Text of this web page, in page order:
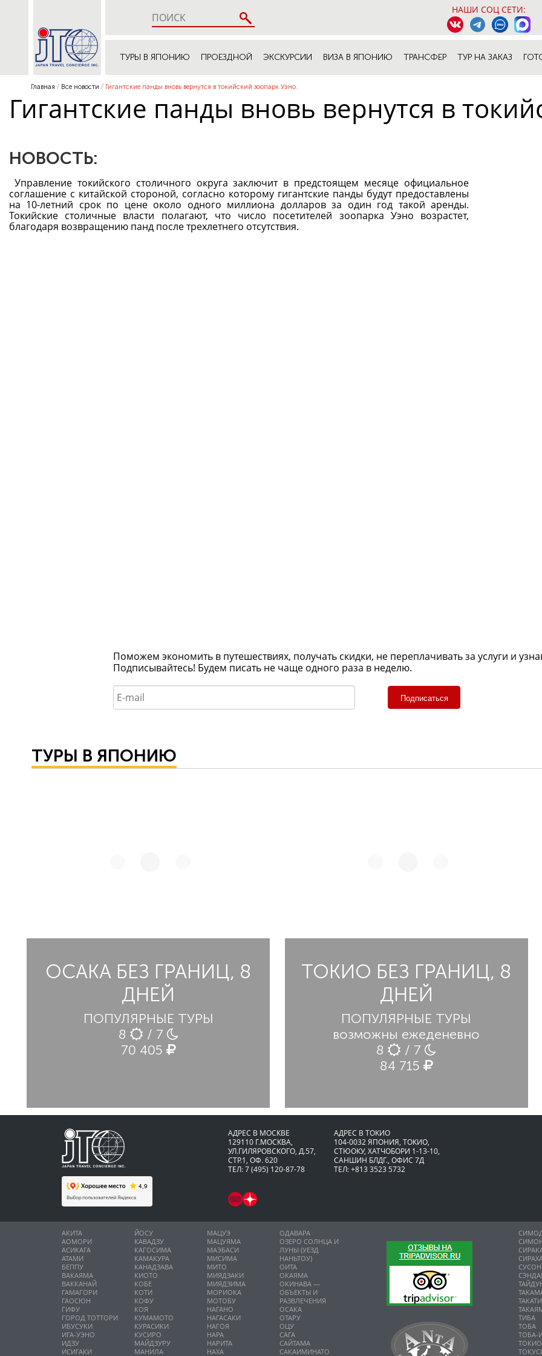
НАШИ СОЦ СЕТИ:
ТУРЫ В ЯПОНИЮ ПРОЕЗДНОЙ ЭКСКУРСИИ ВИЗА В ЯПОНИЮ ТРАНСФЕР ТУР НА ЗАКАЗ
Главная Все новости Гигантские панды вновь вернутся в токийский зоопарк Уэно.
Гигантские панды вновь вернутся в
НОВОСТЬ:
Управление токийского столичного округа заключит в предстоящем месяце официальное
соглашение с китайской стороной, согласно которому гигантские панды будут предоставлены
на 10-летний срок по цене около одного миллиона долларов за один год такой аренды.
Токийские столичные власти полагают, что число посетителей зоопарка Уэно возрастет,
благодаря возвращению панд после трехлетнего отсутствия.
Поможем экономить в путешествиях, получать скидки, не переплачивать за услуги и
Подписывайтесь! Будем писать не чаще одного раза в неделю.
Подписаться
ТУРЫ В ЯПОНИЮ
ОСАКА БЕЗ ГРАНИЦ, 8
ДНЕЙ
ПОПУЛЯРНЫЕ ТУРЫ
8
/ 7
70 405
ТОКИО БЕЗ ГРАНИЦ, 8
ДНЕЙ
ПОПУЛЯРНЫЕ ТУРЫ
возможны ежеденевно
8
/ 7
84 715
АДРЕС В МОСКВЕ
129110 Г.МОСКВА,
УЛ.ГИЛЯРОВСКОГО, Д.57,
СТР.1, ОФ. 620
ТЕЛ: 7 (495) 120-87-78
АДРЕС В ТОКИО
104-0032 ЯПОНИЯ, ТОКИО,
CТЮОКУ, ХАТЧОБОРИ 1-13-10,
САНШИН БЛДГ., ОФИС 7Д
ТЕЛ: +813 3523 5732
АКИТА
АОМОРИ
АСИКАГА
АТАМИ
БЕППУ
ВАКАЯМА
ВАККАНАЙ
ГАМАГОРИ
ГАОСЮН
ГИФУ
ГОРОД ТОТТОРИ
ИБУСУКИ
ИГА-УЭНО
ИДЗУ
ИСИГАКИ
ЙОСУ
КАВАДЗУ
КАГОСИМА
КАМАКУРА
КАНАДЗАВА
КИОТО
КОБЕ
КОТИ
КОФУ
КОЯ
КУМАМОТО
КУРАСИКИ
КУСИРО
МАЙДЗУРУ
МАНИЛА
МАЦУЭ
МАЦУЯМА
МАЭБАСИ
МИСИМА
МИТО
МИЯДЗАКИ
МИЯДЗИМА
МОРИОКА
МОТОБУ
НАГАНО
НАГАСАКИ
НАГОЯ
НАРА
НАРИТА
НАХА
ОДАВАРА
ОЗЕРО СОЛНЦА И
ЛУНЫ (УЕЗД
НАНЬТОУ)
ОИТА
ОКАЯМА
ОКИНАВА —
ОБЪЕКТЫ И
РАЗВЛЕЧЕНИЯ
ОСАКА
ОТАРУ
ОЦУ
САГА
САЙТАМА
САКАИМИНАТО
ТИБА
ТОБА
ТОБА-
ТОКИО